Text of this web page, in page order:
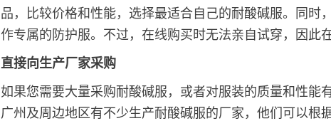
品，比较价格和性能，选择最适合自己的耐酸碱服。同时
作专属的防护服。不过，在线购买时无法亲自试穿，因此
直接向生产厂家采购
如果您需要大量采购耐酸碱服，或者对服装的质量和性能
广州及周边地区有不少生产耐酸碱服的厂家，他们可以根